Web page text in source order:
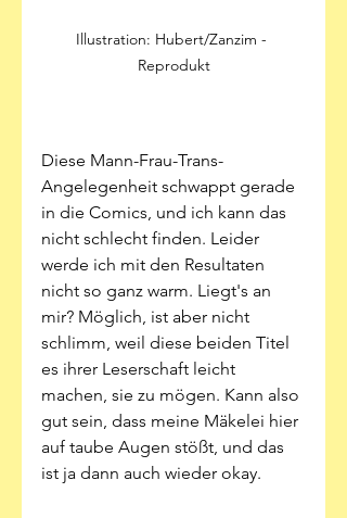
Illustration: Hubert/Zanzim -
Reprodukt
Diese Mann-Frau-Trans-
Angelegenheit schwappt gerade
in die Comics, und ich kann das
nicht schlecht finden. Leider
werde ich mit den Resultaten
nicht so ganz warm. Liegt's an
mir? Möglich, ist aber nicht
schlimm, weil diese beiden Titel
es ihrer Leserschaft leicht
machen, sie zu mögen. Kann also
gut sein, dass meine Mäkelei hier
auf taube Augen stößt, und das
ist ja dann auch wieder okay.